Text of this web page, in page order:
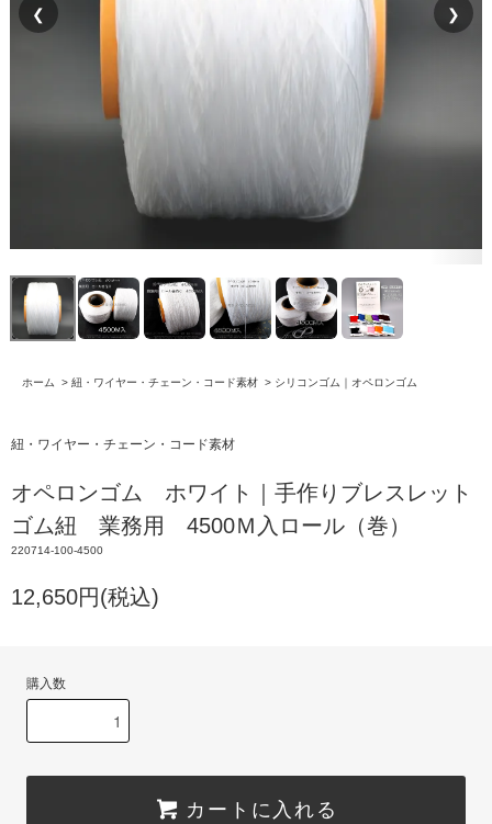
❮ ❯
ホーム > 紐・ワイヤー・チェーン・コード素材 > シリコンゴム｜オペロンゴム
紐・ワイヤー・チェーン・コード素材
オペロンゴム ホワイト｜手作りブレスレット
ゴム紐 業務用 4500Ｍ入ロール（巻）
220714-100-4500
12,650円(税込)
購入数
カートに入れる